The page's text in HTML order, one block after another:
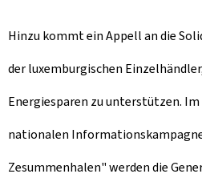
Hinzu kommt ein Appell an die
der luxemburgischen
Energiesparen zu unterstützen.
nationalen
Zesummenhalen" werden die